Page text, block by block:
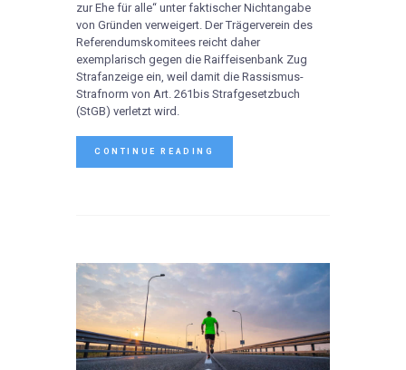
zur Ehe für alle“ unter faktischer Nichtangabe
von Gründen verweigert. Der Trägerverein des
Referendumskomitees reicht daher
exemplarisch gegen die Raiffeisenbank Zug
Strafanzeige ein, weil damit die Rassismus-
Strafnorm von Art. 261bis Strafgesetzbuch
(StGB) verletzt wird.
CONTINUE READING